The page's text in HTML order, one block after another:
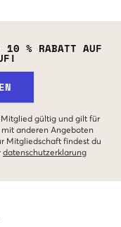
10 % RABATT AUF
Mitglied gültig und gilt für
anderen Angeboten
Mitgliedschaft findest du
datenschutzerklarung